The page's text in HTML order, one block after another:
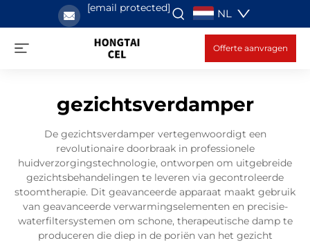
[email protected] NL
Offerte aanvragen
gezichtsverdamper
De gezichtsverdamper vertegenwoordigt een
revolutionaire doorbraak in professionele
huidverzorgingstechnologie, ontworpen om uitgebreide
gezichtsbehandelingen te leveren via gecontroleerde
stoomtherapie. Dit geavanceerde apparaat maakt gebruik
van geavanceerde verwarmingselementen en precisie-
waterfiltersystemen om schone, therapeutische damp te
produceren die diep in de poriën van het gezicht